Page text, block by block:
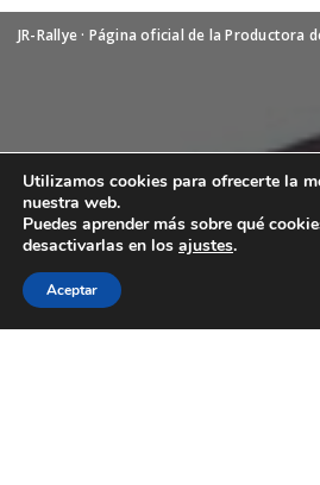
JR-Rallye · Página oficial de la Productora
Utilizamos cookies para ofrecerte la
nuestra web.
Puedes aprender más sobre qué
desactivarlas en los ajustes.
Aceptar